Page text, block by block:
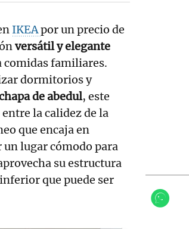
IKEApor un precio de
versátil y elegante
comidas familiares.
dormitorios y
de abedul, este
la calidez de la
que encaja en
un lugar cómodo para
su estructura
que puede ser